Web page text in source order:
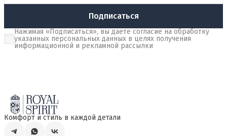
Подписаться
Нажимая «Подписаться», вы даете согласие на обработку
указанных персональных данных в целях получения
информационной и рекламной рассылки
Комфорт и стиль в каждой детали